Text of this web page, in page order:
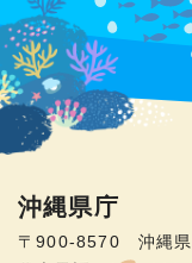
沖縄県庁
〒900-8570 沖縄県